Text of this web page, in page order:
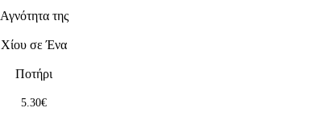
Αγνότητα της
Χίου σε Ένα
Ποτήρι
5.30€